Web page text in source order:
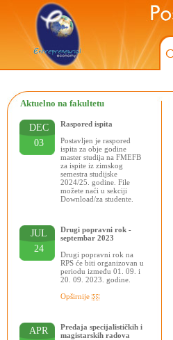
Aktuelno na fakultetu
DEC
03
Raspored ispita
Postavljen je raspored
ispita za obje godine
master studija na FMEFB
za ispite iz zimskog
semestra studijske
2024/25. godine. File
možete naći u sekciji
Download/za studente.
JUL
24
Drugi popravni rok -
septembar 2023
Drugi popravni rok na
RPS će biti organizovan u
periodu između 01. 09. i
20. 09. 2023. godine.
Opširnije
APR
Predaja specijalističkih i
magistarskih radova